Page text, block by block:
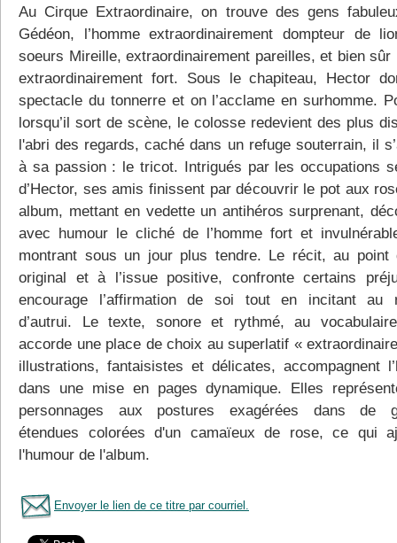
Au Cirque Extraordinaire, on trouve des gens
Gédéon, l’homme extraordinairement dompteur de
soeurs Mireille, extraordinairement pareilles, et bien sûr
extraordinairement fort. Sous le chapiteau, Hector
spectacle du tonnerre et on l’acclame en surhomme.
lorsqu’il sort de scène, le colosse redevient des plus
l'abri des regards, caché dans un refuge souterrain, il
à sa passion : le tricot. Intrigués par les occupations
d’Hector, ses amis finissent par découvrir le pot aux
album, mettant en vedette un antihéros surprenant,
avec humour le cliché de l’homme fort et
montrant sous un jour plus tendre. Le récit, au point
original et à l’issue positive, confronte certains
encourage l’affirmation de soi tout en incitant au
d’autrui. Le texte, sonore et rythmé, au
accorde une place de choix au superlatif «
illustrations, fantaisistes et délicates, accompagnent
dans une mise en pages dynamique. Elles
personnages aux postures exagérées dans de
étendues colorées d'un camaïeux de rose, ce qui
l'humour de l'album.
Envoyer le lien de ce titre par courriel.